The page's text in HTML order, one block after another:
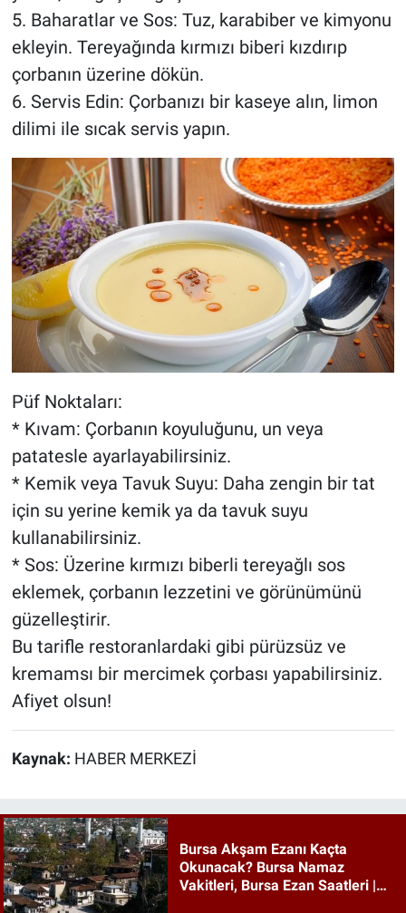
5. Baharatlar ve Sos: Tuz, karabiber ve kimyonu
ekleyin. Tereyağında kırmızı biberi kızdırıp
çorbanın üzerine dökün.
6. Servis Edin: Çorbanızı bir kaseye alın, limon
dilimi ile sıcak servis yapın.
Püf Noktaları:
* Kıvam: Çorbanın koyuluğunu, un veya
patatesle ayarlayabilirsiniz.
* Kemik veya Tavuk Suyu: Daha zengin bir tat
için su yerine kemik ya da tavuk suyu
kullanabilirsiniz.
* Sos: Üzerine kırmızı biberli tereyağlı sos
eklemek, çorbanın lezzetini ve görünümünü
güzelleştirir.
Bu tarifle restoranlardaki gibi pürüzsüz ve
kremamsı bir mercimek çorbası yapabilirsiniz.
Afiyet olsun!
Kaynak: HABER MERKEZİ
Bursa Akşam Ezanı Kaçta
Okunacak? Bursa Namaz
Vakitleri, Bursa Ezan Saatleri |